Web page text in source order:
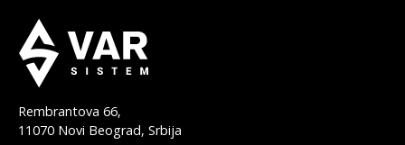
Rembrantova 66,
11070 Novi Beograd, Srbija